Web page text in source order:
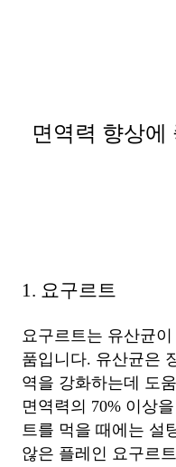
면역력 향상에
1. 요구르트
요구르트는 유산균
품입니다. 유산균은
역을 강화하는데 도
면역력의 70% 이상
트를 먹을 때에는 설
않은 플레인 요구르